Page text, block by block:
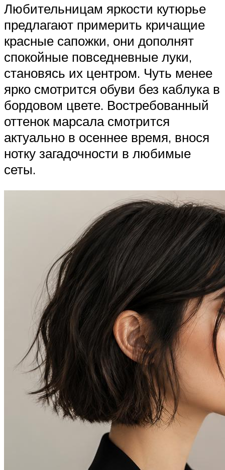
Любительницам яркости кутюрье
предлагают примерить кричащие
красные сапожки, они дополнят
спокойные повседневные луки,
становясь их центром. Чуть менее
ярко смотрится обуви без каблука в
бордовом цвете. Востребованный
оттенок марсала смотрится
актуально в осеннее время, внося
нотку загадочности в любимые
сеты.